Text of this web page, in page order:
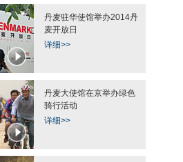
丹麦驻华使馆举办2014丹
麦开放日
详细>>
丹麦大使馆在京举办绿色
骑行活动
详细>>